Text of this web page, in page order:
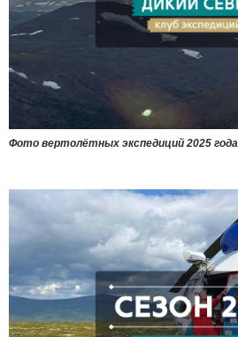
Фото вертолётных экспедиций 2025 года